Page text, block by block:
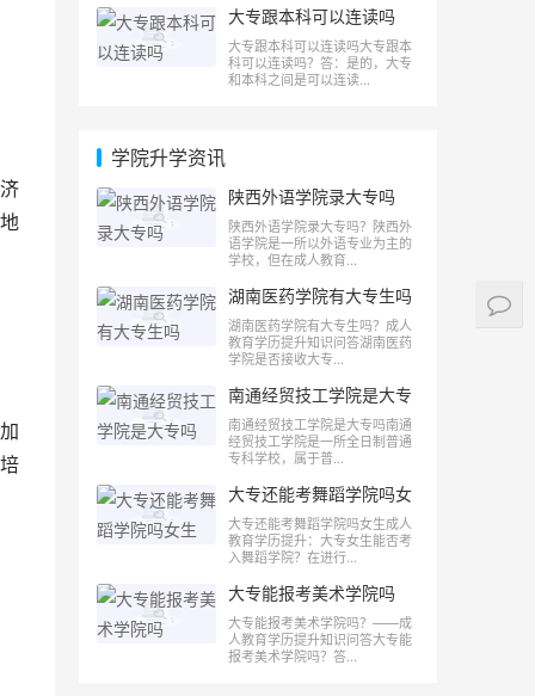
大专跟本科可以连读吗
大专跟本科可以连读吗大专跟本
科可以连读吗？答：是的，大专
和本科之间是可以连读...
学院升学资讯
陕西外语学院录大专吗
陕西外语学院录大专吗？陕西外
语学院是一所以外语专业为主的
学校，但在成人教育...
湖南医药学院有大专生吗
湖南医药学院有大专生吗？成人
教育学历提升知识问答湖南医药
学院是否接收大专...
南通经贸技工学院是大专
吗
南通经贸技工学院是大专吗南通
经贸技工学院是一所全日制普通
专科学校，属于普...
大专还能考舞蹈学院吗女
生
大专还能考舞蹈学院吗女生成人
教育学历提升：大专女生能否考
入舞蹈学院？在进行...
大专能报考美术学院吗
大专能报考美术学院吗？——成
人教育学历提升知识问答大专能
报考美术学院吗？答...